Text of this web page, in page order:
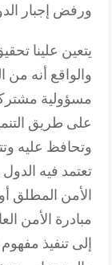
ورفض إجبار
يتعين علينا
والواقع أنه
مسؤولية
على طريق
وتحافظ عليه
تعتمد فيه
الأمن المطلق
مبادرة الأمن
إلى تنفيذ